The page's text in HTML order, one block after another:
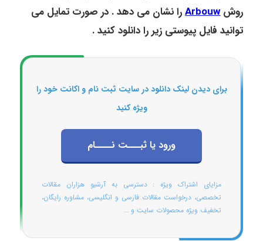
روش Arbouwرا نشان می دهد . در صورت تمایل می
توانید فایل پیوستی زیر را دانلود کنید .
برای دیدن لینک دانلود در سایت ثبت نام و اکانت خود را
ویژه کنید
ورود یا ثبـــت نــــام
مزایای اشتراک ویژه : دسترسی به آرشیو هزاران مقالات
تخصصی، درخواست مقالات فارسی و انگلیسی، مشاوره رایگان،
تخفیف ویژه محصولات سایت و ...